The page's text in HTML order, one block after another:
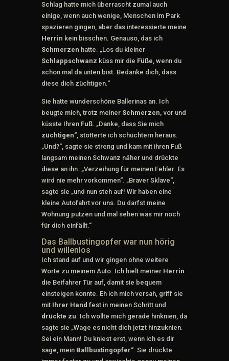
Schlag hatte mich überrascht zumal auch
einige, wenn auch wenige, Menschen im Park
spazieren gingen, aber das interessierte meine
Herrin kein bisschen. Genauso, das ich
Schmerzen hatte. „Los du kleiner
Schlappschwanz küss mir die Füße, wenn du
schon mal da unten bist. Bedanke dich, dass
diese dich züchtigen.“
Sie hatte wunderschöne Ballerinas an. Ich
beugte mich, trotz meiner Schmerzen,vor und
küsste Ihren Fuß. „Danke, dass Sie mich
züchtigen“, stotterte ich schüchtern heraus.
„Und?“, sagte sie streng und kam mit ihren Fuß
langsam meinen Schwanz näher und drückte
diese an ihn. „Verzeihung für meinen Fehler. Es
wird nie mehr vorkommen“. „Braver Sklave“,
sagte sie „und nun steh auf! Wir haben eine
kleine Autofahrt vor uns. Du darfst meine
Wohnung putzen und mal sehen was mir noch
für dich einfällt.“
Das Ballbustingopfer war nun hörig
und willenlos
Ich stand auf und wir gingen ohne weitere
Worte zu meinem Auto. Ich hielt meiner Herrin
die Beifahrer Tür auf, damit sie bequem
einsteigen konnte. Eh ich mich versah, griff sie
mit Ihrer Hand fest in meinen Schritt und
drückte zu. Ich wollte mich gerade hinknien, da
sagte sie „Wage es nicht dich jetzt hinzuknien.
Sei ein Mann! Du kniest erst, wenn ich es dir
sage, mein Ballbustingopfer“. Sie drückte